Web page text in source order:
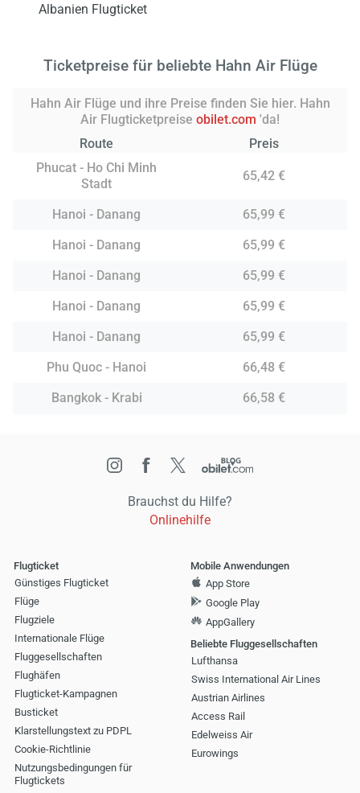
Albanien Flugticket
Ticketpreise für beliebte Hahn Air Flüge
Hahn Air Flüge und ihre Preise finden Sie hier. Hahn
Air Flugticketpreise obilet.com 'da!
Route
Preis
Phucat - Ho Chi Minh
Stadt
65,42 €
Hanoi - Danang
65,99 €
Hanoi - Danang
65,99 €
Hanoi - Danang
65,99 €
Hanoi - Danang
65,99 €
Hanoi - Danang
65,99 €
Phu Quoc - Hanoi
66,48 €
Bangkok - Krabi
66,58 €
Brauchst du Hilfe?
Onlinehilfe
Flugticket
Günstiges Flugticket
Flüge
Flugziele
Internationale Flüge
Fluggesellschaften
Flughäfen
Flugticket-Kampagnen
Busticket
Klarstellungstext zu PDPL
Cookie-Richtlinie
Nutzungsbedingungen für
Flugtickets
Mobile Anwendungen
App Store
Google Play
AppGallery
Beliebte Fluggesellschaften
Lufthansa
Swiss International Air Lines
Austrian Airlines
Access Rail
Edelweiss Air
Eurowings